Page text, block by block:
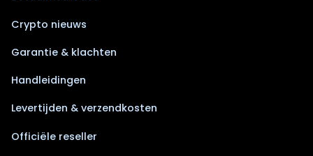
Crypto nieuws
Garantie & klachten
Handleidingen
Levertijden & verzendkosten
Officiële reseller